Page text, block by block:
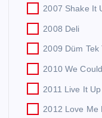
2007 Shake It
2008 Deli
2009 Düm Tek
2010 We
2011 Live It Up
2012 Love Me